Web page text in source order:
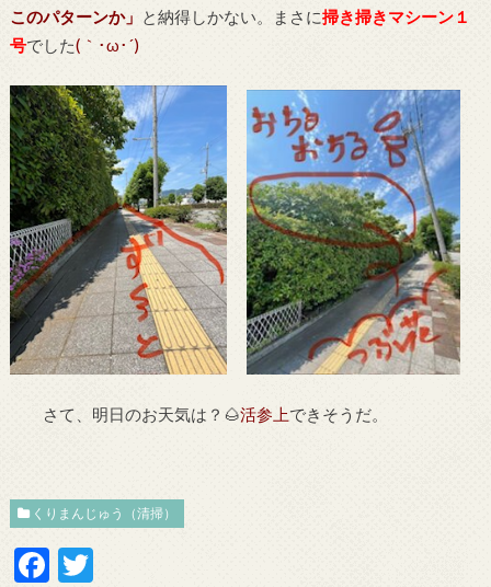
このパターンか」 と納得しかない。まさに掃き掃きマシーン１
号でした(｀･ω･´)ゞ
さて、明日のお天気は？🌰活参上できそうだ。
くりまんじゅう（清掃）
F T